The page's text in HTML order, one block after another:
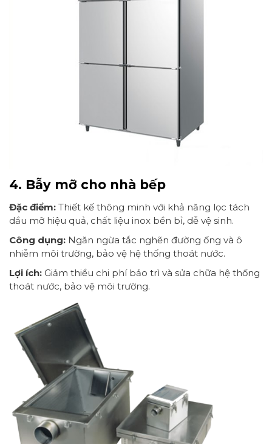
4. Bẫy mỡ cho nhà bếp
Đặc điểm: Thiết kế thông minh với khả năng lọc tách
dầu mỡ hiệu quả, chất liệu inox bền bỉ, dễ vệ sinh.
Công dụng: Ngăn ngừa tắc nghẽn đường ống và ô
nhiễm môi trường, bảo vệ hệ thống thoát nước.
Lợi ích: Giảm thiểu chi phí bảo trì và sửa chữa hệ thống
thoát nước, bảo vệ môi trường.